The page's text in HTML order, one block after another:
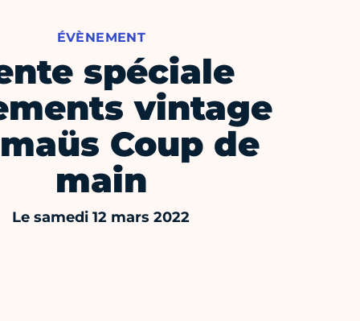
ÉVÈNEMENT
spéciale
vintage
Coup de
main
Le samedi 12 mars 2022